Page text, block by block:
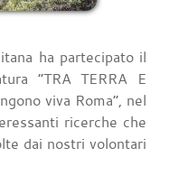
ha partecipato il
“TRA TERRA E
viva Roma”, nel
ricerche che
dai nostri volontari